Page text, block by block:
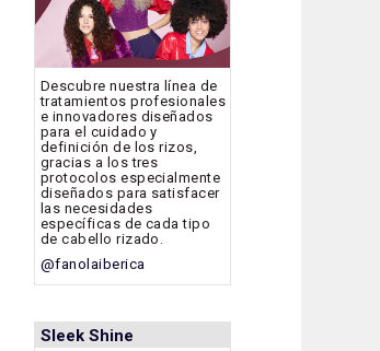
Descubre nuestra línea de
tratamientos profesionales
e innovadores diseñados
para el cuidado y
definición de los rizos,
gracias a los tres
protocolos especialmente
diseñados para satisfacer
las necesidades
específicas de cada tipo
de cabello rizado.
@fanolaiberica
Sleek Shine